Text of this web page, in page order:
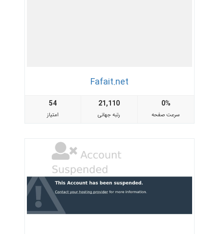
Fafait.net
54
امتیاز
21,110
رتبه جهانی
0%
سرعت صفحه